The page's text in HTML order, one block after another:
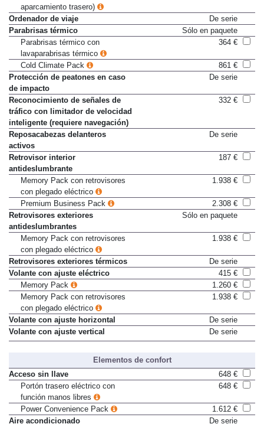
aparcamiento trasero)
Ordenador de viaje
De serie
Parabrisas térmico
Sólo en paquete
Parabrisas térmico con
lavaparabrisas térmico
364 €
Cold Climate Pack
861 €
Protección de peatones en caso
de impacto
De serie
Reconocimiento de señales de
tráfico con limitador de velocidad
inteligente (requiere navegación)
332 €
Reposacabezas delanteros
activos
De serie
Retrovisor interior
antideslumbrante
187 €
Memory Pack con retrovisores
con plegado eléctrico
1.938 €
Premium Business Pack
2.308 €
Retrovisores exteriores
antideslumbrantes
Sólo en paquete
Memory Pack con retrovisores
con plegado eléctrico
1.938 €
Retrovisores exteriores térmicos
De serie
Volante con ajuste eléctrico
415 €
Memory Pack
1.260 €
Memory Pack con retrovisores
con plegado eléctrico
1.938 €
Volante con ajuste horizontal
De serie
Volante con ajuste vertical
De serie
Elementos de confort
Acceso sin llave
648 €
Portón trasero eléctrico con
función manos libres
648 €
Power Convenience Pack
1.612 €
Aire acondicionado
De serie